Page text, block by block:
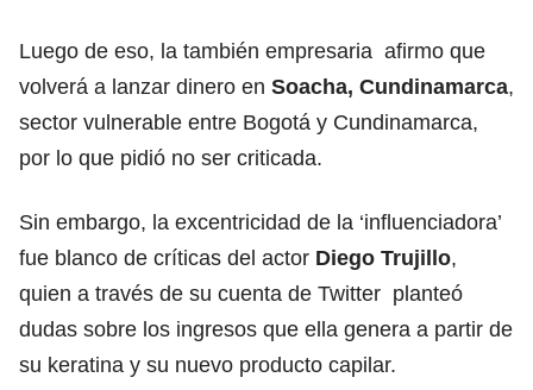
Luego de eso, la también empresaria afirmo que
volverá a lanzar dinero en Soacha, Cundinamarca,
sector vulnerable entre Bogotá y Cundinamarca,
por lo que pidió no ser criticada.
Sin embargo, la excentricidad de la ‘influenciadora’
fue blanco de críticas del actor Diego Trujillo,
quien a través de su cuenta de Twitter planteó
dudas sobre los ingresos que ella genera a partir de
su keratina y su nuevo producto capilar.